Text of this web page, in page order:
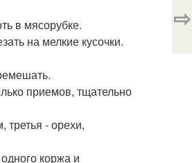
в мясорубке.
на мелкие кусочки.
приемов, тщательно
третья - орехи,
коржа и
⇨